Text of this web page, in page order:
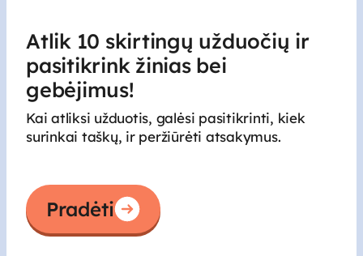
Atlik 10 skirtingų užduočių ir
pasitikrink žinias bei
gebėjimus!
Kai atliksi užduotis, galėsi pasitikrinti, kiek
surinkai taškų, ir peržiūrėti atsakymus.
Pradėti